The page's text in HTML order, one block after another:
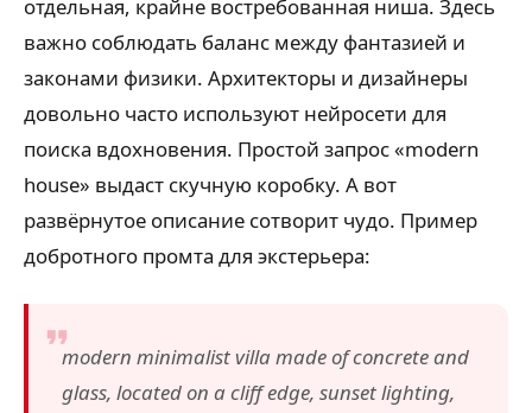
отдельная, крайне востребованная ниша. Здесь
важно соблюдать баланс между фантазией и
законами физики. Архитекторы и дизайнеры
довольно часто используют нейросети для
поиска вдохновения. Простой запрос «modern
house» выдаст скучную коробку. А вот
развёрнутое описание сотворит чудо. Пример
добротного промта для экстерьера:
modern minimalist villa made of concrete and
glass, located on a cliff edge, sunset lighting,